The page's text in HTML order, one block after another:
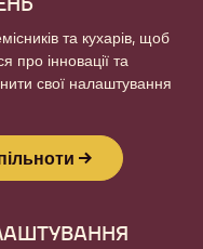
та кухарів, щоб
про інновації та
свої налаштування